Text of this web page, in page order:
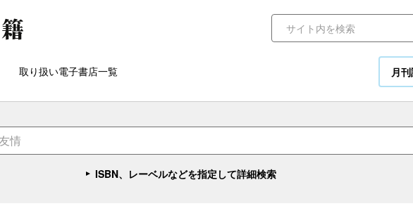
取り扱い電子書店一覧 月
ISBN、レーベルなどを指定して詳細検索